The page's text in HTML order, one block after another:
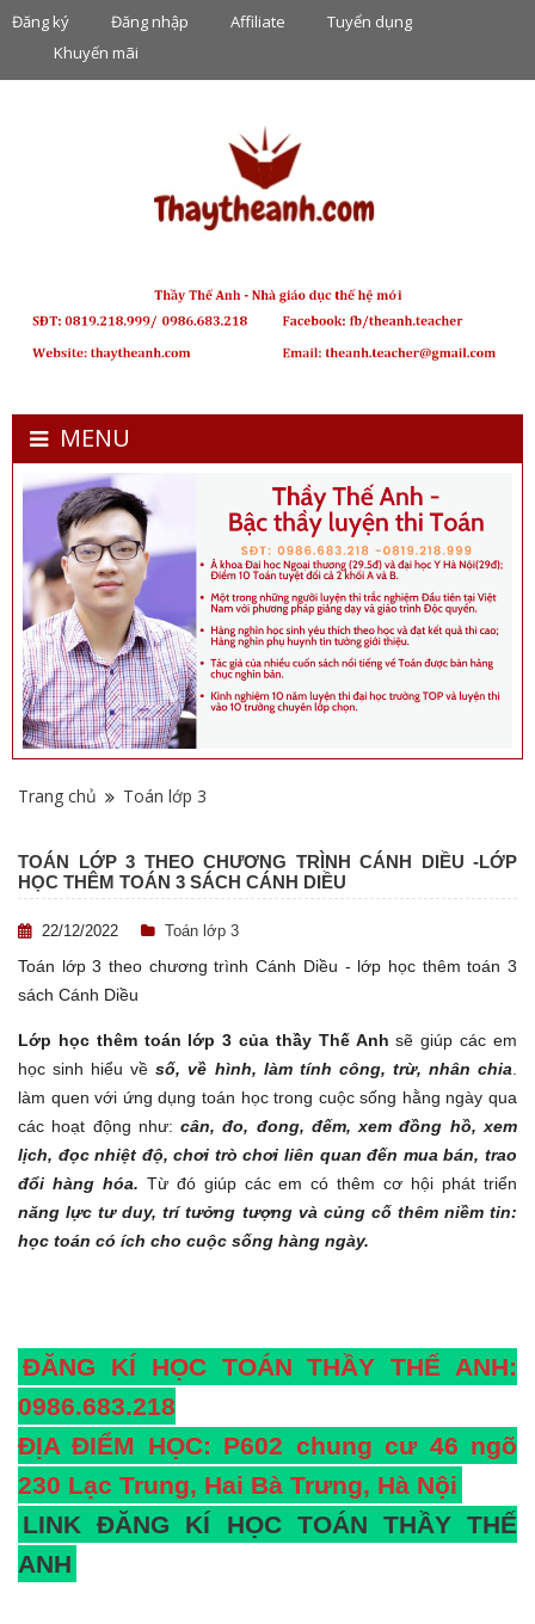
Đăng ký Đăng nhập Affiliate
Tuyển dụng
Khuyến mãi
MENU
Trang chủ Toán lớp 3
TOÁN LỚP 3 THEO CHƯƠNG TRÌNH CÁNH DIỀU -LỚP
HỌC THÊM TOÁN 3 SÁCH CÁNH DIỀU
22/12/2022 Toán lớp 3
Toán lớp 3 theo chương trình Cánh Diều - lớp học thêm toán 3
sách Cánh Diều
Lớp học thêm toán lớp 3 của thầy Thế Anh sẽ giúp các em
học sinh hiểu vềsố, về hình, làm tính công, trừ, nhân chia
làm quen với ứng dụng toán học trong cuộc sống hằng ngày qua
các hoạt động như:cân, đo, đong, đếm, xem đồng hồ, xem
lịch, đọc nhiệt độ, chơi trò chơi liên quan đến mua bán, trao
đổi hàng hóa. Từ đó giúp các em có thêm cơ hội phát triển
năng lực tư duy, trí tưởng tượng và củng cố thêm niềm tin:
học toán có ích cho cuộc sống hàng ngày.
ĐĂNG KÍ HỌC TOÁN THẦY THẾ ANH:
0986.683.218
ĐỊA ĐIỂM HỌC: P602 chung cư 46 ngõ
230 Lạc Trung, Hai Bà Trưng, Hà Nội
LINK ĐĂNG KÍ HỌC TOÁN THẦY THẾ
ANH